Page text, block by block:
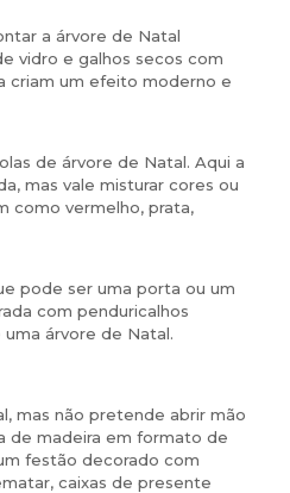
a árvore de Natal
vidro e galhos secos com
criam um efeito moderno e
de árvore de Natal. Aqui a
mas vale misturar cores ou
como vermelho, prata,
pode ser uma porta ou um
com penduricalhos
árvore de Natal.
mas não pretende abrir mão
de madeira em formato de
festão decorado com
caixas de presente